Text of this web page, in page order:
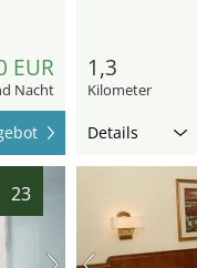
EUR
Nacht
1,3
Kilometer
Details
23